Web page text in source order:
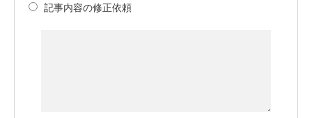
記事内容の修正依頼